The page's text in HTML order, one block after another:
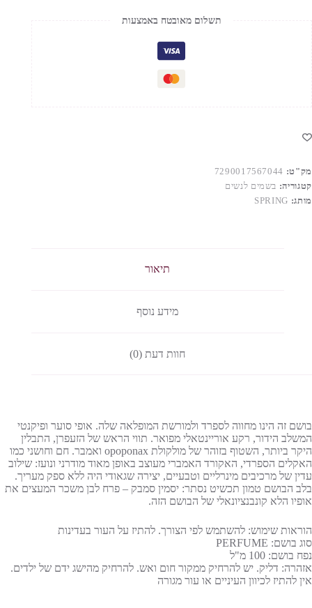
תשלום מאובטח באמצעות
מק"ט: 7290017567044
קטגוריה: בשמים לנשים
מותג: SPRING
תיאור
מידע נוסף
חוות דעת (0)
בושם זה הינו מחווה לספרד ולמורשת המופלאה שלה. אופי סוער ופיקנטי
המשלב הידור, רקע אוריינטאלי מפואר. תווי הראש של הזעפרן, התבלין
היקר ביותר, השטוף בזוהר של מולקולת opoponax ואמבר. חם וחושני כמו
האקלים הספרדי, האקורד האמברי מעוצב באופן מאוד מודרני ונועז: שילוב
עדין של מרכיבים מינרליים וטבעיים, יצירה שגאודי היה ללא ספק מעריך.
בלב הבושם טמון תכשיט נסתר: יסמין סמבק – פרח לבן משכר המעצים את
אופיו הלא קונבנציונאלי של הבושם הזה.
הוראות שימוש: להשתמש לפי הצורך. להתיז על העור בעדינות
סוג בושם: PERFUME
נפח בושם: 100 מ"ל
אזהרה: דליק. יש להרחיק ממקור חום ואש. להרחיק מהישג ידם של ילדים.
אין להתיז לכיוון העיניים או עור מגורה